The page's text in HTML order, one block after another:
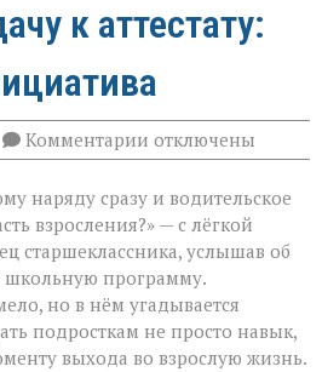
к аттестату:
Комментарии к
записи
в
придачу
аттестату:
школьная
инициатива
отключены
наряду сразу и водительское
взросления?» — с лёгкой
старшеклассника, услышав об
школьную программу.
но в нём угадывается
подросткам не просто навык,
выхода во взрослую жизнь.